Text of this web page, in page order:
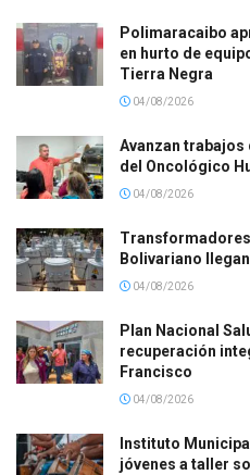
Polimaracaibo
en hurto de
Tierra Negra
04/08/2026
Avanzan trabajos
del Oncológico
04/08/2026
Bolivariano
04/08/2026
Plan Nacional
recuperación
Francisco
04/08/2026
Instituto
jóvenes a taller